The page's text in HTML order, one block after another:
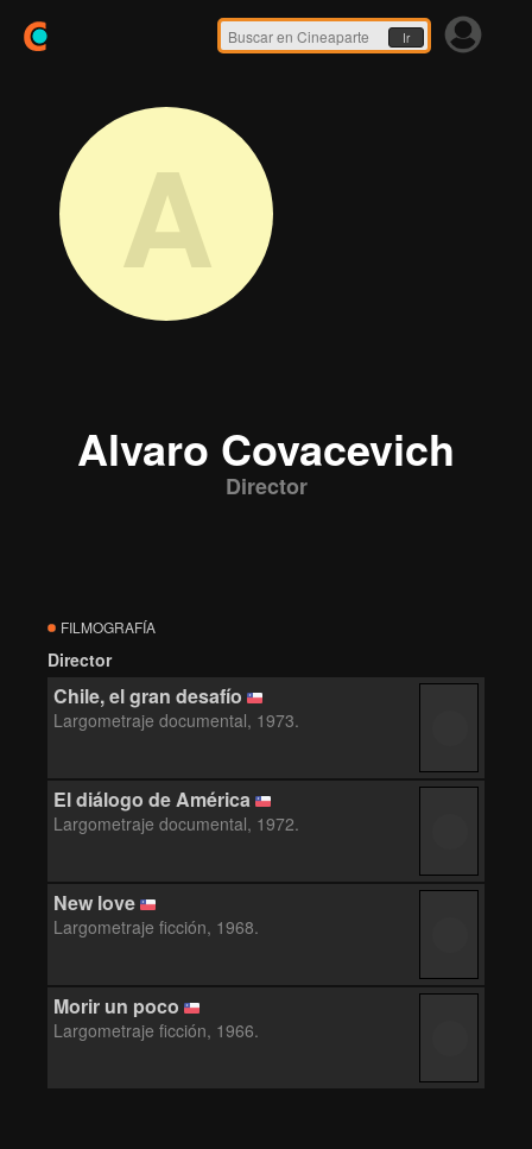
Ir
A
Alvaro Covacevich
Director
FILMOGRAFÍA
Director
Chile, el gran desafío
Largometraje documental, 1973.
El diálogo de América
Largometraje documental, 1972.
New love
Largometraje ficción, 1968.
Morir un poco
Largometraje ficción, 1966.